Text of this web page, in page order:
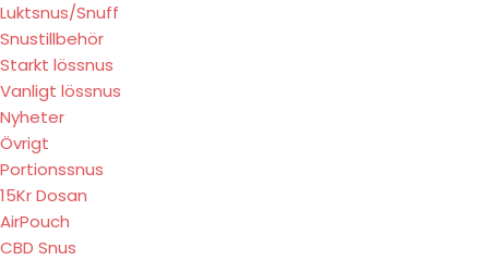
Luktsnus/Snuff
Snustillbehör
Starkt lössnus
Vanligt lössnus
Nyheter
Övrigt
Portionssnus
15Kr Dosan
AirPouch
CBD Snus